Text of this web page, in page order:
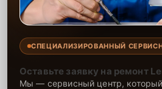
СПЕЦИАЛИЗИРОВАННЫЙ
Оставьте заявку на ремонт
Мы — сервисный центр, который